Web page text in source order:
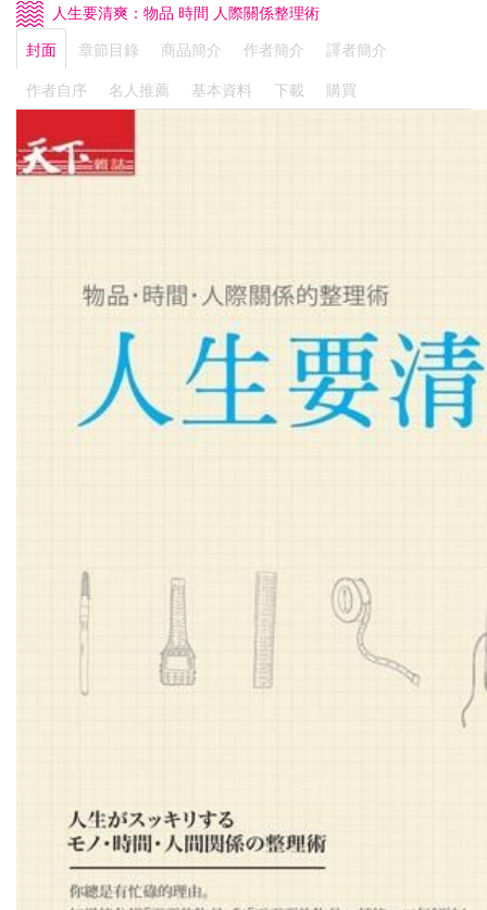
人生要清爽：物品 時間 人際關係整理術
封面
章節目錄 商品簡介 作者簡介
譯者簡介
作者自序
名人推薦 基本資料 下載 購買